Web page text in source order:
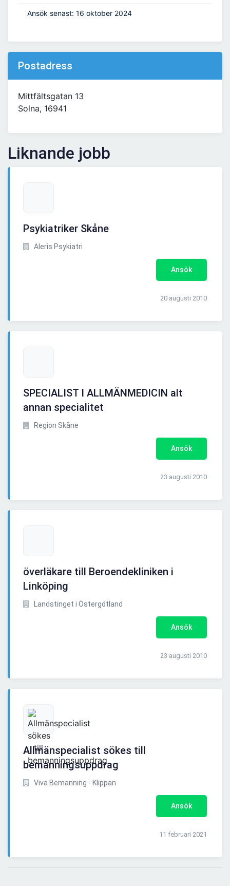
Ansök senast: 16 oktober 2024
Postadress
Mittfältsgatan 13
Solna, 16941
Liknande jobb
Psykiatriker Skåne
Aleris Psykiatri
Ansök
20 augusti 2010
SPECIALIST I ALLMÄNMEDICIN alt
annan specialitet
Region Skåne
Ansök
23 augusti 2010
överläkare till Beroendekliniken i
Linköping
Landstinget i Östergötland
Ansök
23 augusti 2010
Allmänspecialist sökes till
bemanningsuppdrag
Viva Bemanning - Klippan
Ansök
11 februari 2021